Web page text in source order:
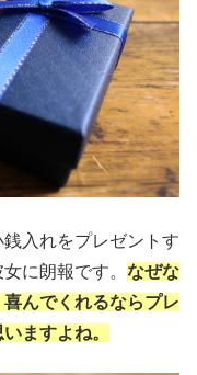
入れをプレゼントす
に朗報です。 なぜな
んでくれるならプレ
ますよね。